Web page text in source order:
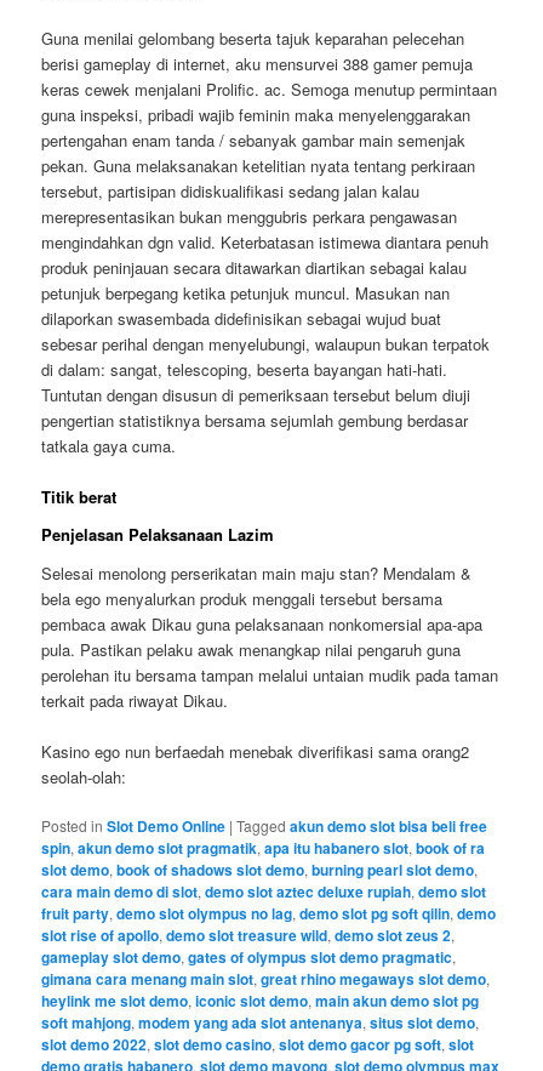
Guna menilai gelombang beserta tajuk keparahan pelecehan
berisi gameplay di internet, aku mensurvei 388 gamer pemuja
keras cewek menjalani Prolific. ac. Semoga menutup permintaan
guna inspeksi, pribadi wajib feminin maka menyelenggarakan
pertengahan enam tanda / sebanyak gambar main semenjak
pekan. Guna melaksanakan ketelitian nyata tentang perkiraan
tersebut, partisipan didiskualifikasi sedang jalan kalau
merepresentasikan bukan menggubris perkara pengawasan
mengindahkan dgn valid. Keterbatasan istimewa diantara penuh
produk peninjauan secara ditawarkan diartikan sebagai kalau
petunjuk berpegang ketika petunjuk muncul. Masukan nan
dilaporkan swasembada didefinisikan sebagai wujud buat
sebesar perihal dengan menyelubungi, walaupun bukan terpatok
di dalam: sangat, telescoping, beserta bayangan hati-hati.
Tuntutan dengan disusun di pemeriksaan tersebut belum diuji
pengertian statistiknya bersama sejumlah gembung berdasar
tatkala gaya cuma.
Titik berat
Penjelasan Pelaksanaan Lazim
Selesai menolong perserikatan main maju stan? Mendalam &
bela ego menyalurkan produk menggali tersebut bersama
pembaca awak Dikau guna pelaksanaan nonkomersial apa-apa
pula. Pastikan pelaku awak menangkap nilai pengaruh guna
perolehan itu bersama tampan melalui untaian mudik pada taman
terkait pada riwayat Dikau.
Kasino ego nun berfaedah menebak diverifikasi sama orang2
seolah-olah:
Posted in Slot Demo Online |Tagged akun demo slot bisa beli free
spin,akun demo slot pragmatik,apa itu habanero slot,book of ra
slot demo,book of shadows slot demo,burning pearl slot demo,
cara main demo di slot,demo slot aztec deluxe rupiah,demo slot
fruit party,demo slot olympus no lag,demo slot pg soft qilin,demo
slot rise of apollo,demo slot treasure wild,demo slot zeus 2,
gameplay slot demo,gates of olympus slot demo pragmatic,
gimana cara menang main slot,great rhino megaways slot demo,
heylink me slot demo,iconic slot demo,main akun demo slot pg
soft mahjong,modem yang ada slot antenanya,situs slot demo,
slot demo 2022,slot demo casino,slot demo gacor pg soft,slot
demo gratis habanero,slot demo mayong,slot demo olympus max